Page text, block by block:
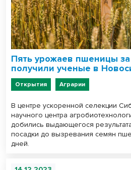
Пять урожаев пшеницы
получили ученые в
Открытия Аграрии
В центре ускоренной селекции
научного центра
добились выдающегося
посадки до вызревания семян
дней.